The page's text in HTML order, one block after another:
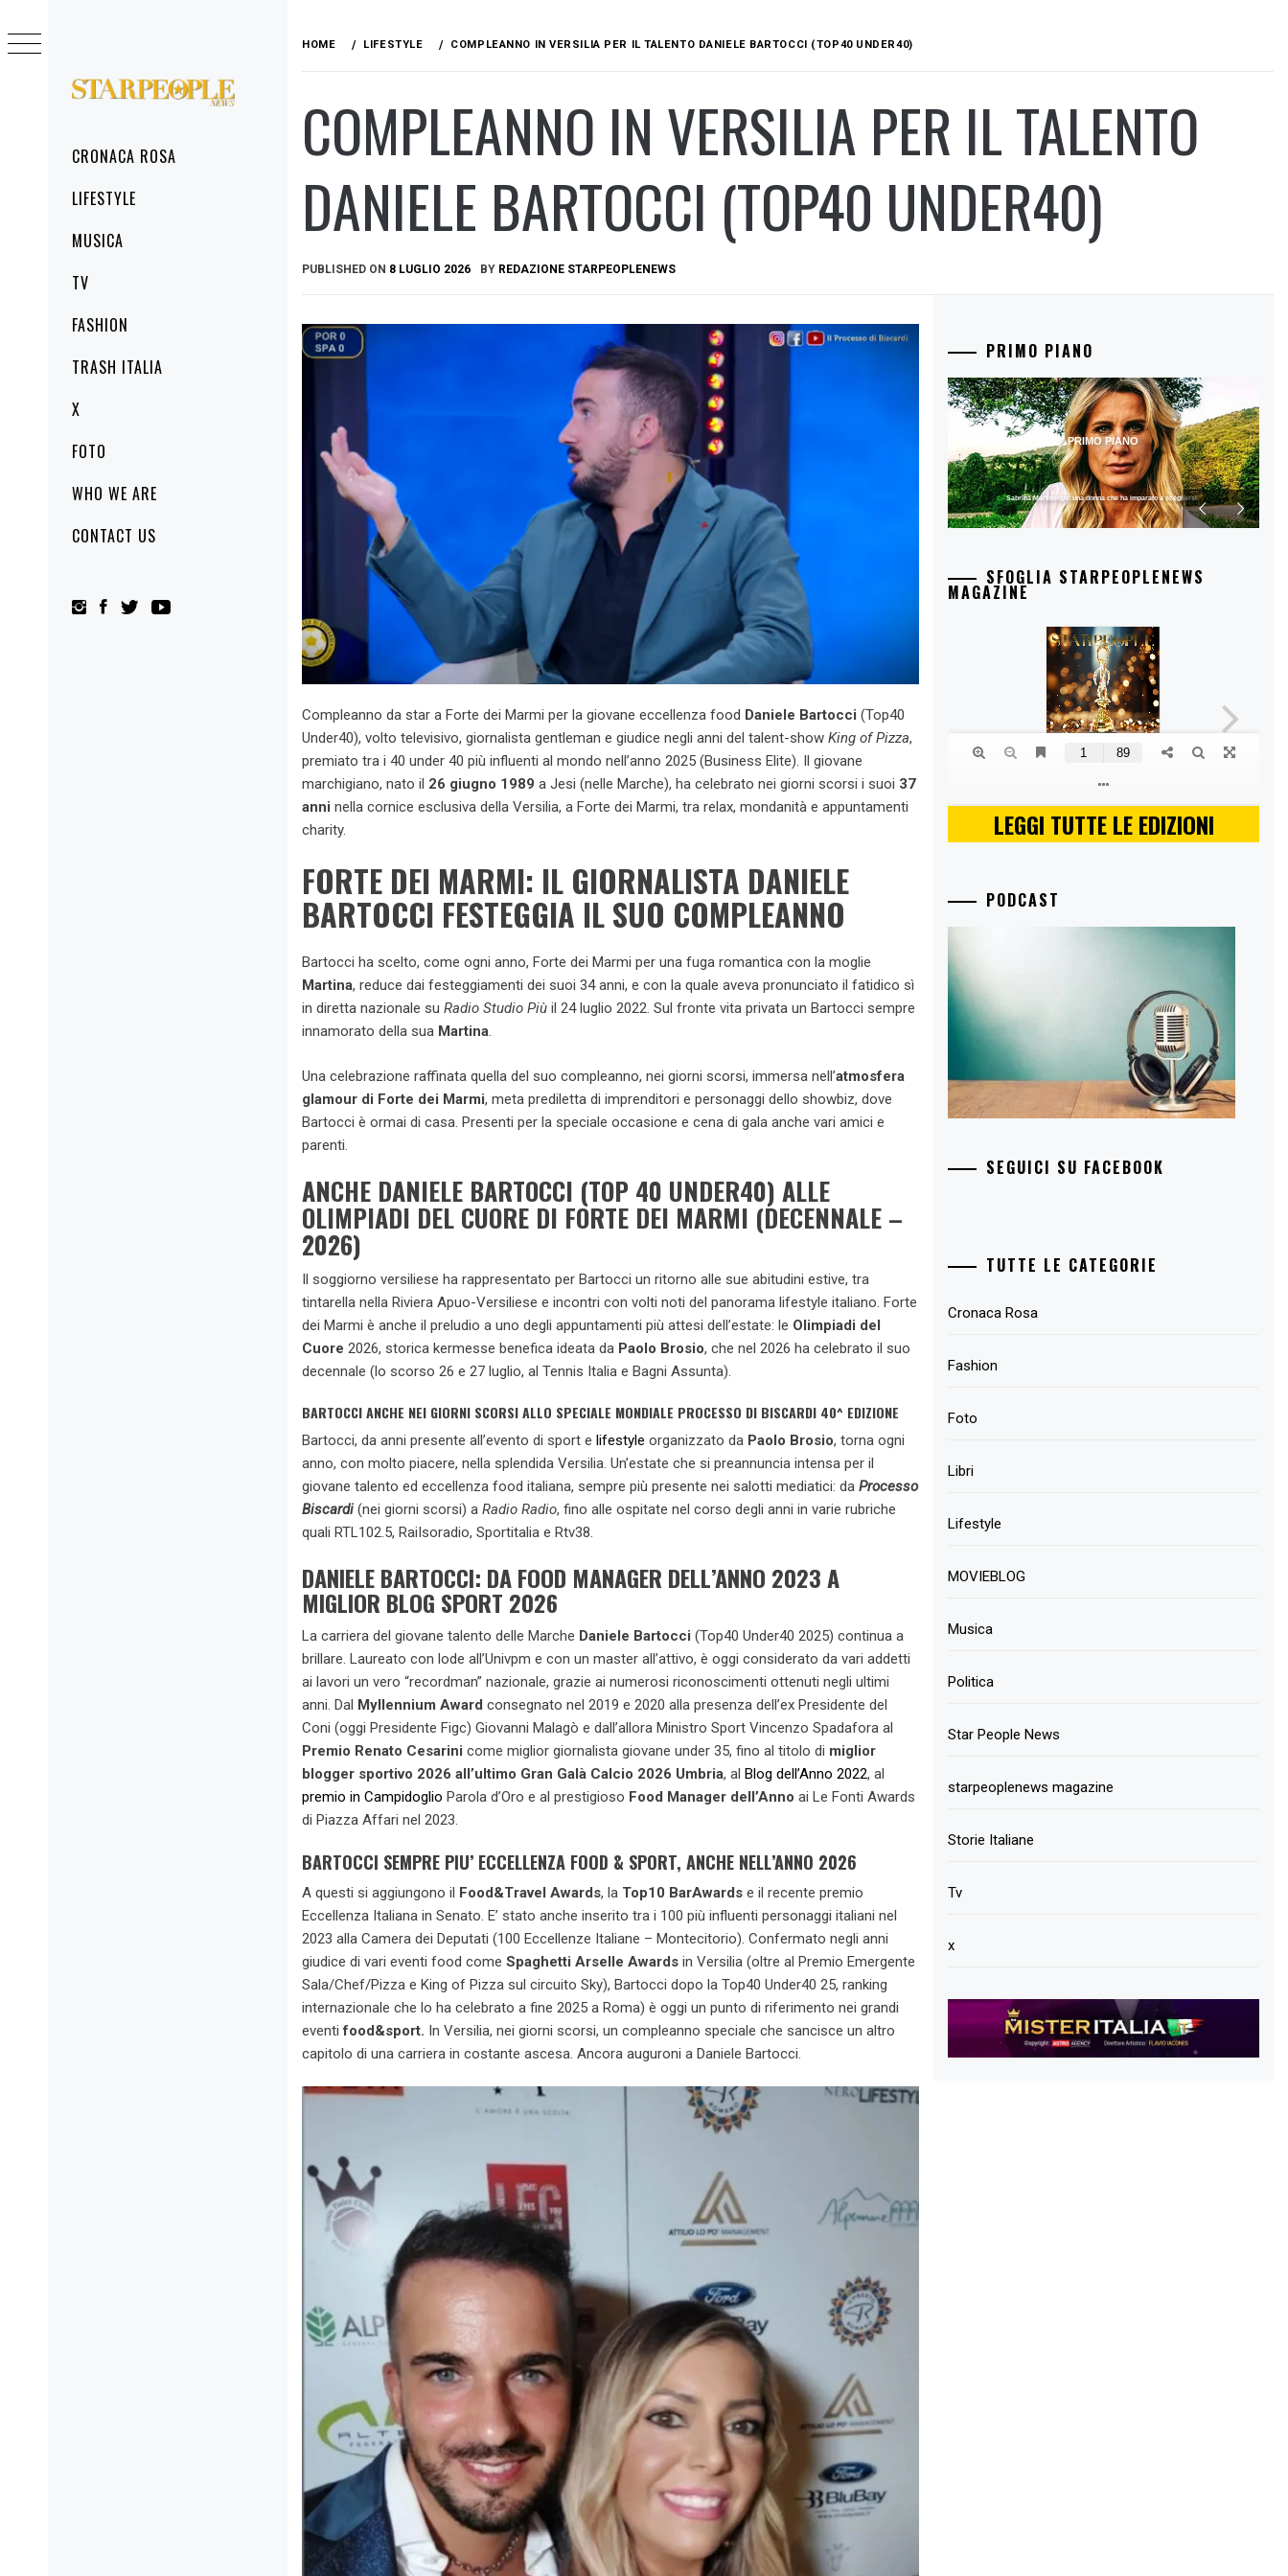
STARPEOPLENEWS
MenuCRONACA ROSA
LIFESTYLE
MUSICA
TV
FASHION
TRASH ITALIA
X
FOTO
WHO WE ARE
CONTACT US
to
content
HOME LIFESTYLE COMPLEANNO IN VERSILIA PER IL TALENTO DANIELE BARTOCCI (TOP40 UNDER40)
COMPLEANNO IN VERSILIA PER IL TALENTO
DANIELE BARTOCCI (TOP40 UNDER40)
PUBLISHED ON 8 LUGLIO 2026 BY REDAZIONE STARPEOPLENEWS
Compleanno da star a Forte dei Marmi per la giovane eccellenza food Daniele Bartocci (Top40
Under40), volto televisivo, giornalista gentleman e giudice negli anni del talent-show King of Pizza,
premiato tra i 40 under 40 più influenti al mondo nell’anno 2025 (Business Elite). Il giovane
marchigiano, nato il 26 giugno 1989 a Jesi (nelle Marche), ha celebrato nei giorni scorsi i suoi 37
anni nella cornice esclusiva della Versilia, a Forte dei Marmi, tra relax, mondanità e appuntamenti
charity.
FORTE DEI MARMI: IL GIORNALISTA DANIELE
BARTOCCI FESTEGGIA IL SUO COMPLEANNO
Bartocci ha scelto, come ogni anno, Forte dei Marmi per una fuga romantica con la moglie
Martina, reduce dai festeggiamenti dei suoi 34 anni, e con la quale aveva pronunciato il fatidico sì
in diretta nazionale su Radio Studio Più il 24 luglio 2022. Sul fronte vita privata un Bartocci sempre
innamorato della sua Martina.
Una celebrazione raffinata quella del suo compleanno, nei giorni scorsi, immersa nell’atmosfera
glamour di Forte dei Marmi, meta prediletta di imprenditori e personaggi dello showbiz, dove
Bartocci è ormai di casa. Presenti per la speciale occasione e cena di gala anche vari amici e
parenti.
ANCHE DANIELE BARTOCCI (TOP 40 UNDER40) ALLE
OLIMPIADI DEL CUORE DI FORTE DEI MARMI (DECENNALE –
2026)
Il soggiorno versiliese ha rappresentato per Bartocci un ritorno alle sue abitudini estive, tra
tintarella nella Riviera Apuo-Versiliese e incontri con volti noti del panorama lifestyle italiano. Forte
dei Marmi è anche il preludio a uno degli appuntamenti più attesi dell’estate: le Olimpiadi del
Cuore 2026, storica kermesse benefica ideata da Paolo Brosio, che nel 2026 ha celebrato il suo
decennale (lo scorso 26 e 27 luglio, al Tennis Italia e Bagni Assunta).
BARTOCCI ANCHE NEI GIORNI SCORSI ALLO SPECIALE MONDIALE PROCESSO DI BISCARDI 40^ EDIZIONE
Bartocci, da anni presente all’evento di sport e lifestyle organizzato da Paolo Brosio, torna ogni
anno, con molto piacere, nella splendida Versilia. Un’estate che si preannuncia intensa per il
giovane talento ed eccellenza food italiana, sempre più presente nei salotti mediatici: da Processo
Biscardi (nei giorni scorsi) a Radio Radio, fino alle ospitate nel corso degli anni in varie rubriche
quali RTL102.5, RaiIsoradio, Sportitalia e Rtv38.
DANIELE BARTOCCI: DA FOOD MANAGER DELL’ANNO 2023 A
MIGLIOR BLOG SPORT 2026
La carriera del giovane talento delle Marche Daniele Bartocci (Top40 Under40 2025) continua a
brillare. Laureato con lode all’Univpm e con un master all’attivo, è oggi considerato da vari addetti
ai lavori un vero “recordman” nazionale, grazie ai numerosi riconoscimenti ottenuti negli ultimi
anni. Dal Myllennium Award consegnato nel 2019 e 2020 alla presenza dell’ex Presidente del
Coni (oggi Presidente Figc) Giovanni Malagò e dall’allora Ministro Sport Vincenzo Spadafora al
Premio Renato Cesarini come miglior giornalista giovane under 35, fino al titolo di miglior
blogger sportivo 2026 all’ultimo Gran Galà Calcio 2026 Umbria, al Blog dell’Anno 2022, al
premio in Campidoglio Parola d’Oro e al prestigioso Food Manager dell’Anno ai Le Fonti Awards
di Piazza Affari nel 2023.
BARTOCCI SEMPRE PIU’ ECCELLENZA FOOD & SPORT, ANCHE NELL’ANNO 2026
A questi si aggiungono il Food&Travel Awards, la Top10 BarAwards e il recente premio
Eccellenza Italiana in Senato. E’ stato anche inserito tra i 100 più influenti personaggi italiani nel
2023 alla Camera dei Deputati (100 Eccellenze Italiane – Montecitorio). Confermato negli anni
giudice di vari eventi food come Spaghetti Arselle Awards in Versilia (oltre al Premio Emergente
Sala/Chef/Pizza e King of Pizza sul circuito Sky), Bartocci dopo la Top40 Under40 25, ranking
internazionale che lo ha celebrato a fine 2025 a Roma) è oggi un punto di riferimento nei grandi
eventifood&sport. In Versilia, nei giorni scorsi, un compleanno speciale che sancisce un altro
capitolo di una carriera in costante ascesa. Ancora auguroni a Daniele Bartocci.
PRIMO PIANO
Sabrina Martinengo: una donna che ha imparato a scegliersi.
PRIMO PIANO
SFOGLIA STARPEOPLENEWS
MAGAZINE
LEGGI TUTTE LE EDIZIONI
PODCAST
SEGUICI SU FACEBOOK
TUTTE LE CATEGORIE
Cronaca Rosa
Fashion
Foto
Libri
Lifestyle
MOVIEBLOG
Musica
Politica
Star People News
starpeoplenews magazine
Storie Italiane
Tv
x